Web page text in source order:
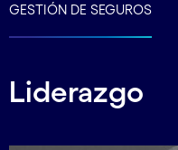
GESTIÓN DE SEGUROS
Liderazgo